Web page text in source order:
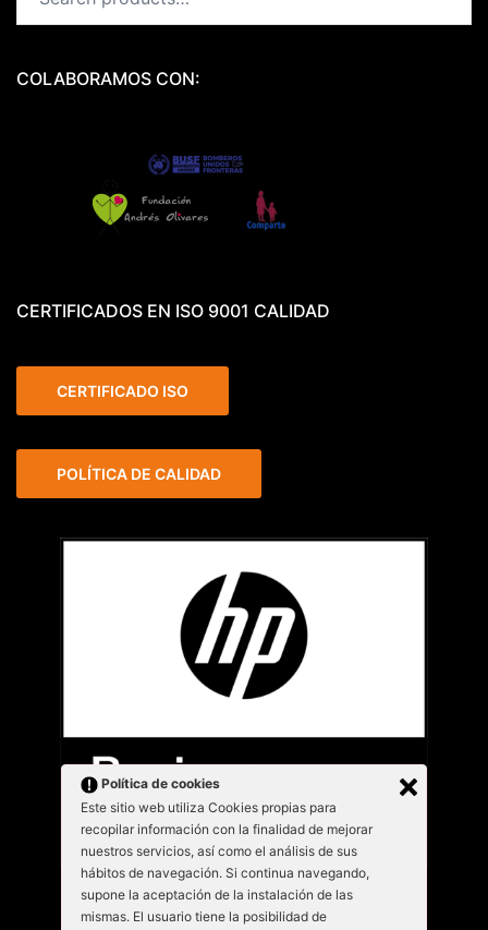
COLABORAMOS CON:
CERTIFICADOS EN ISO 9001 CALIDAD
CERTIFICADO ISO
POLÍTICA DE CALIDAD
Política de cookies
Este sitio web utiliza Cookies propias para
recopilar información con la finalidad de mejorar
nuestros servicios, así como el análisis de sus
hábitos de navegación. Si continua navegando,
supone la aceptación de la instalación de las
mismas. El usuario tiene la posibilidad de